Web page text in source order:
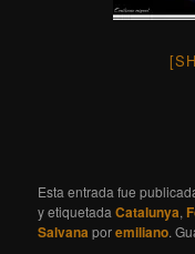
Esta entrada fue
y etiquetadaCatalunya,
Salvana poremiliano.